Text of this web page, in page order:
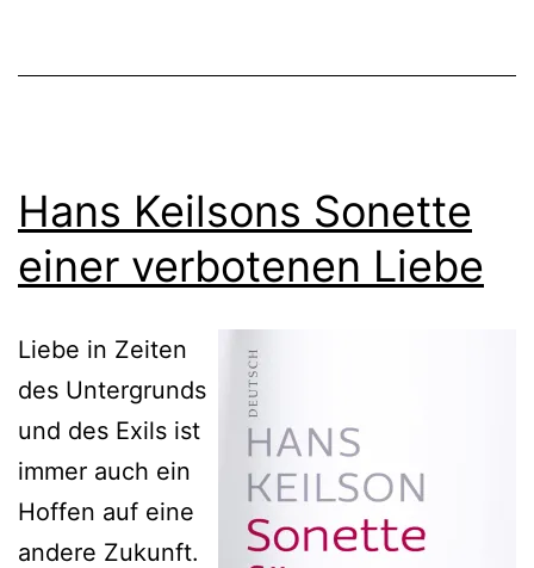
Hans Keilsons Sonette
einer verbotenen Liebe
Liebe in Zeiten
des Untergrunds
und des Exils ist
immer auch ein
Hoffen auf eine
andere Zukunft.